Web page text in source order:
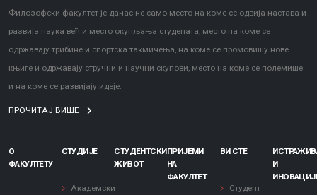
Филозофски факултет је данас не само место на коме се одвија настава и
развија наука већ и место окупљања студената, место на коме се
одржавају трибине и спортска такмичења, на коме се промовишу нове
књиге и одржавају стручни и научни скупови, место на коме се полемише
и на коме се развијају идеје.
ПРОЧИТАЈ ВИШЕ
О
ФАКУЛТЕТУ
СТУДИЈЕ
Академски
СТУДЕНТСКИ
ЖИВОТ
ПРИЈЕМИ
НА
ФАКУЛТЕТ
ВИ СТЕ
Студент
И